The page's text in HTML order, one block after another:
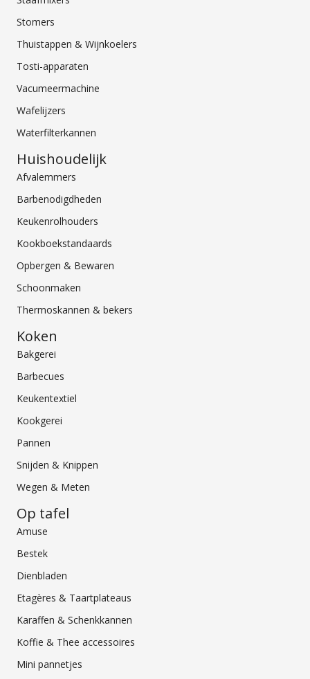
Stomers
Thuistappen & Wijnkoelers
Tosti-apparaten
Vacumeermachine
Wafelijzers
Waterfilterkannen
Huishoudelijk
Afvalemmers
Barbenodigdheden
Keukenrolhouders
Kookboekstandaards
Opbergen & Bewaren
Schoonmaken
Thermoskannen & bekers
Koken
Bakgerei
Barbecues
Keukentextiel
Kookgerei
Pannen
Snijden & Knippen
Wegen & Meten
Op tafel
Amuse
Bestek
Dienbladen
Etagères & Taartplateaus
Karaffen & Schenkkannen
Koffie & Thee accessoires
Mini pannetjes